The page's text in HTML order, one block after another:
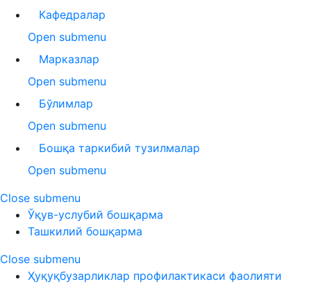
Кафедралар
Open submenu
Марказлар
Open submenu
Бўлимлар
Open submenu
Бошқа таркибий тузилмалар
Open submenu
Close submenu
Ўқув-услубий бошқарма
Ташкилий бошқарма
Close submenu
Ҳуқуқбузарликлар профилактикаси фаолияти